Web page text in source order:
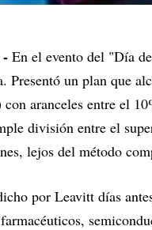
En el evento del "Día
Presentó un plan que
aranceles entre el
división entre el
lejos del método
por Leavitt días